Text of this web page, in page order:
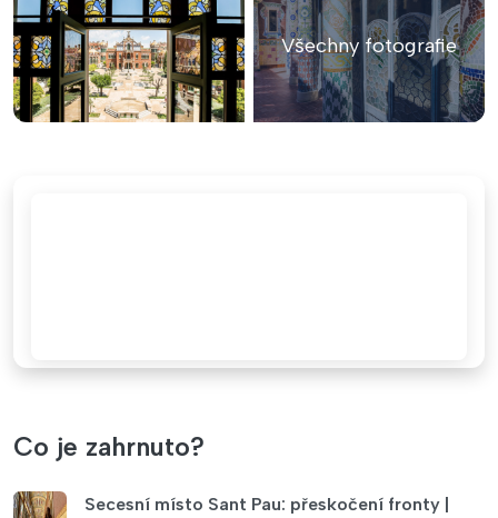
Všechny fotografie
Co je zahrnuto?
Secesní místo Sant Pau: přeskočení fronty |